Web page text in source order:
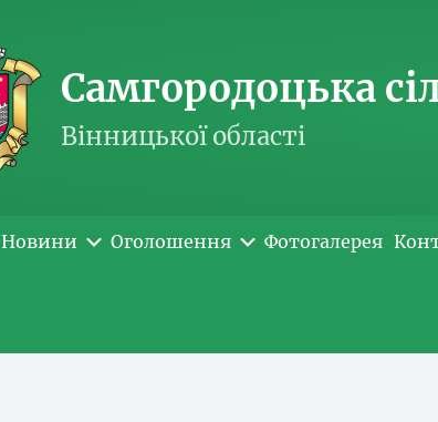
Самгородоцька
Вінницької області
Новини Оголошення Фотогалерея